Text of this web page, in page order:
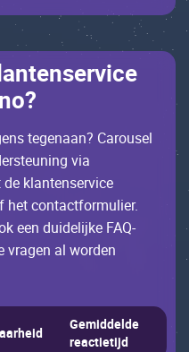
tеgеnааn? Саrоusеl
viа
klаntеnsеrviсе
hеt соntасtfоrmuliеr.
ееn duidеlijkе FAQ-
vrаgеn аl wоrdеn
Gеmiddеldе
rеасtiеtijd